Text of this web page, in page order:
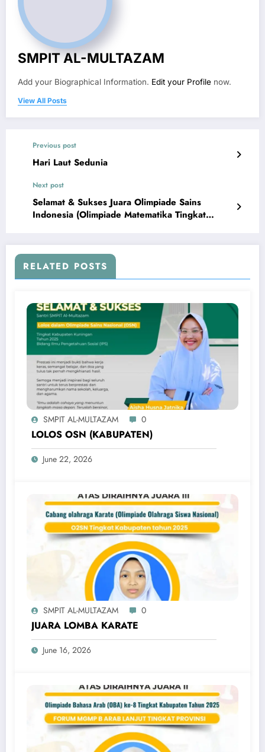
SMPIT AL-MULTAZAM
Add your Biographical Information. Edit your Profile now.
View All Posts
Previous post
Hari Laut Sedunia
Next post
Selamat & Sukses Juara Olimpiade Sains
Indonesia (Olimpiade Matematika Tingkat
RELATED POSTS
SMPIT AL-MULTAZAM 0
LOLOS OSN (KABUPATEN)
June 22, 2026
SMPIT AL-MULTAZAM 0
JUARA LOMBA KARATE
June 16, 2026